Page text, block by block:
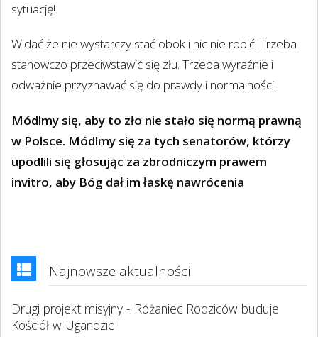
sytuację!
Widać że nie wystarczy stać obok i nic nie robić. Trzeba
stanowczo przeciwstawić się złu. Trzeba wyraźnie i
odważnie przyznawać się do prawdy i normalności.
Módlmy się, aby to zło nie stało się normą prawną
w Polsce. Módlmy się za tych senatorów, którzy
upodlili się głosując za zbrodniczym prawem
invitro, aby Bóg dał im łaskę nawrócenia
Najnowsze aktualności
Drugi projekt misyjny - Różaniec Rodziców buduje
Kościół w Ugandzie